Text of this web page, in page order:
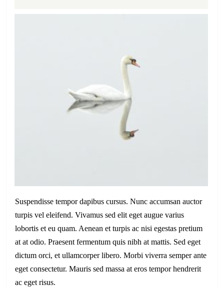
Suspendisse tempor dapibus cursus. Nunc accumsan auctor
turpis vel eleifend. Vivamus sed elit eget augue varius
lobortis et eu quam. Aenean et turpis ac nisi egestas pretium
at at odio. Praesent fermentum quis nibh at mattis. Sed eget
dictum orci, et ullamcorper libero. Morbi viverra semper ante
eget consectetur. Mauris sed massa at eros tempor hendrerit
ac eget risus.